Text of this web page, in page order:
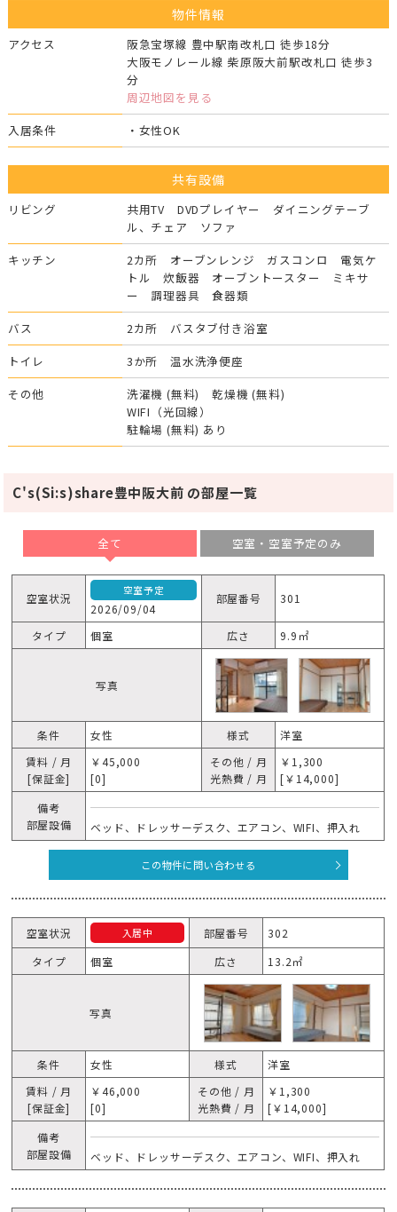
物件情報
アクセス
阪急宝塚線 豊中駅南改札口 徒歩18分
大阪モノレール線 柴原阪大前駅改札口 徒歩3
分
周辺地図を見る
入居条件
・女性OK
共有設備
リビング
共用TV DVDプレイヤー ダイニングテーブ
ル、チェア ソファ
キッチン
2カ所 オーブンレンジ ガスコンロ 電気ケ
トル 炊飯器 オーブントースター ミキサ
ー 調理器具 食器類
バス
2カ所 バスタブ付き浴室
トイレ
3か所 温水洗浄便座
その他
洗濯機 (無料) 乾燥機 (無料)
WIFI（光回線）
駐輪場 (無料) あり
C's(Si:s)share豊中阪大前 の部屋一覧
全て 空室・空室予定のみ
空室状況
空室予定
2026/09/04
部屋番号 301
タイプ 個室 広さ 9.9㎡
写真
条件 女性 様式
洋室
賃料 / 月
[保証金]
￥45,000
[0]
その他 / 月
光熱費 / 月
￥1,300
[￥14,000]
備考
部屋設備
ベッド、ドレッサーデスク、エアコン、WIFI、押入れ
この物件に問い合わせる
空室状況 入居中 部屋番号
302
タイプ
個室 広さ 13.2㎡
写真
条件 女性 様式
洋室
賃料 / 月
[保証金]
￥46,000
[0]
その他 / 月
光熱費 / 月
￥1,300
[￥14,000]
備考
部屋設備
ベッド、ドレッサーデスク、エアコン、WIFI、押入れ